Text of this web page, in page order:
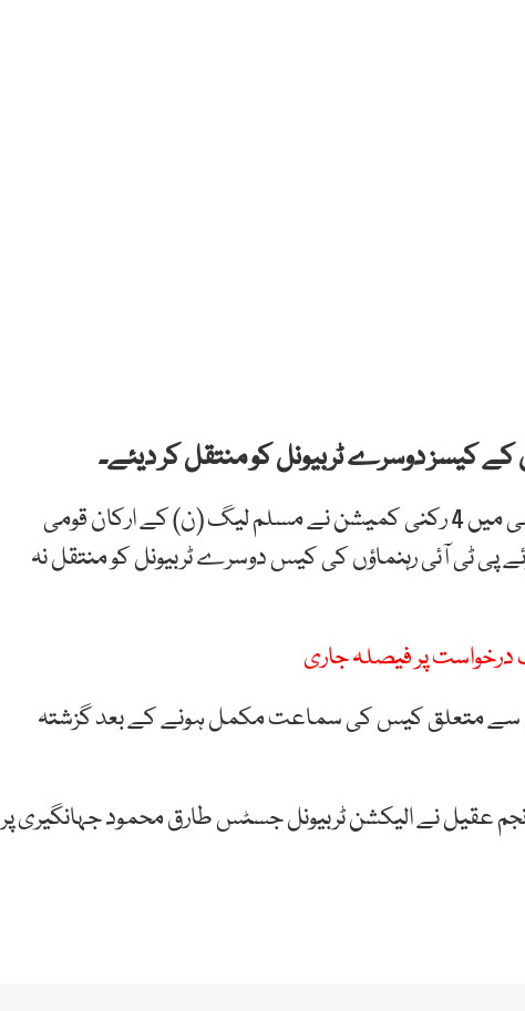
کیسز دوسرے ٹربیونل کو منتقل کر دیئے۔
چیف الیکشن کمشنر سکندر سلطان راجہ کی سربراہی میں 4 رکنی کمیشن نے مسلم لیگ (ن) کے ارکان قومی
ٹی آئی رہنماؤں کی کیس دوسرے ٹربیونل کو منتقل نہ
درخواست پر فیصلہ جاری
سے متعلق کیس کی سماعت مکمل ہونے کے بعد گزشتہ
انجم عقیل نے الیکشن ٹربیونل جسٹس طارق محمود جہانگیری پر